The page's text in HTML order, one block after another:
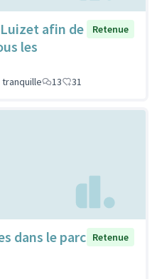
afin de
les
Retenue
13 31
dans le parc Retenue